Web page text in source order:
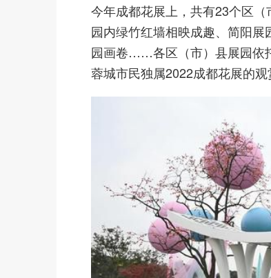
今年成都花展上，共有23个区
园内绿竹红墙相映成趣、简阳
园画卷……各区（市）县展园依
蓉城市民独属2022成都花展的观